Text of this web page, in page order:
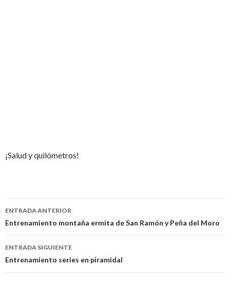
¡Salud y quilómetros!
Navegación
de
entradas
ENTRADA ANTERIOR
Entrenamiento montaña ermita de San Ramón y Peña del Moro
ENTRADA SIGUIENTE
Entrenamiento series en piramidal